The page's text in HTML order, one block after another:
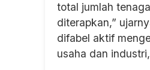
total jumlah
diterapkan,”
difabel aktif
usaha dan